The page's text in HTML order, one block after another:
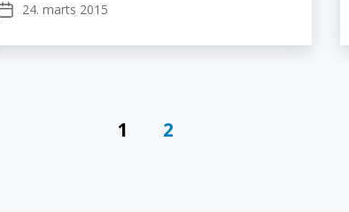
24. marts 2015
1 2